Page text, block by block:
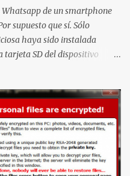
...
Whatsapp de un smartphone
supuesto que sí. Sólo
haya sido instalada
tarjeta SD del dispositivo
y ahora Bas Bosschert
modificaciones. Para
( y ojo que digo PoC que nos
en nuestro webserver un php
<?php // Upload script
script is for testing purposes